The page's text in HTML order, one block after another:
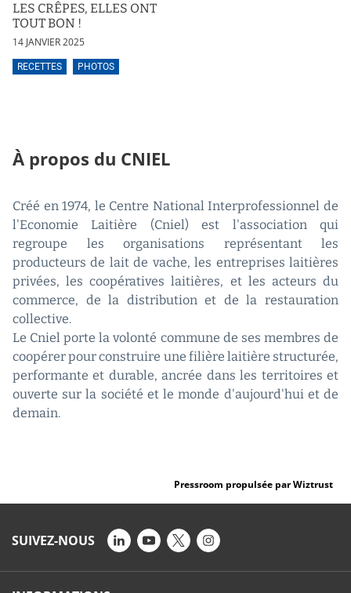
LES CRÊPES, ELLES ONT
TOUT BON !
14 JANVIER 2025
RECETTES PHOTOS
À propos du CNIEL
Créé en 1974, le Centre National Interprofessionnel de
l'Economie Laitière (Cniel) est l'association qui
regroupe les organisations représentant les
producteurs de lait de vache, les entreprises laitières
privées, les coopératives laitières, et les acteurs du
commerce, de la distribution et de la restauration
collective.
Le Cniel porte la volonté commune de ses membres de
coopérer pour construire une filière laitière structurée,
performante et durable, ancrée dans les territoires et
ouverte sur la société et le monde d'aujourd'hui et de
demain.
Pressroom propulsée par Wiztrust
SUIVEZ-NOUS